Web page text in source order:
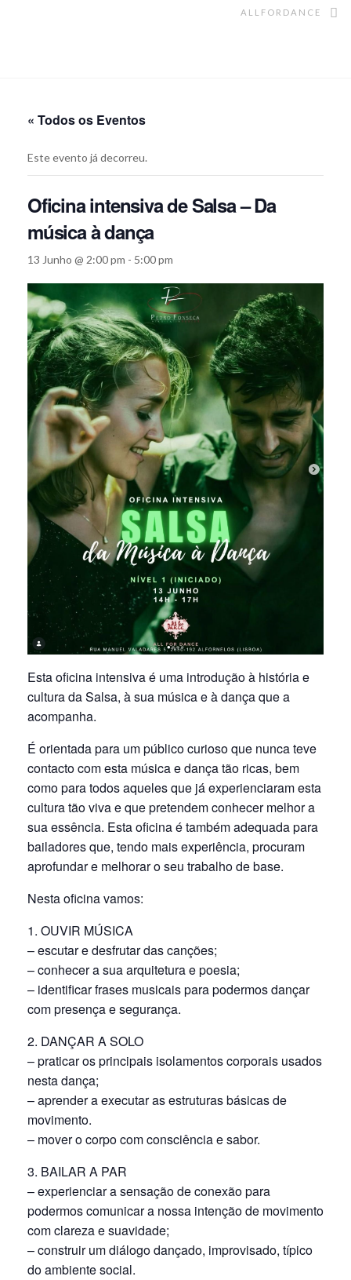
ALLFORDANCE
« Todos os Eventos
Este evento já decorreu.
Oficina intensiva de Salsa – Da
música à dança
13 Junho @ 2:00 pm - 5:00 pm
Esta oficina intensiva é uma introdução à história e
cultura da Salsa, à sua música e à dança que a
acompanha.
É orientada para um público curioso que nunca teve
contacto com esta música e dança tão ricas, bem
como para todos aqueles que já experienciaram esta
cultura tão viva e que pretendem conhecer melhor a
sua essência. Esta oficina é também adequada para
bailadores que, tendo mais experiência, procuram
aprofundar e melhorar o seu trabalho de base.
Nesta oficina vamos:
1. OUVIR MÚSICA
– escutar e desfrutar das canções;
– conhecer a sua arquitetura e poesia;
– identificar frases musicais para podermos dançar
com presença e segurança.
2. DANÇAR A SOLO
– praticar os principais isolamentos corporais usados
nesta dança;
– aprender a executar as estruturas básicas de
movimento.
– mover o corpo com consciência e sabor.
3. BAILAR A PAR
– experienciar a sensação de conexão para
podermos comunicar a nossa intenção de movimento
com clareza e suavidade;
– construir um diálogo dançado, improvisado, típico
do ambiente social.